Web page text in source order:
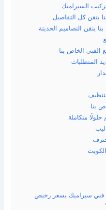
السيراميك
يتقن كل التفاصيل
يتقن التصاميم الحديثة
الخاص بنا
بنا
متكاملة
سيراميك بسعر رخيص